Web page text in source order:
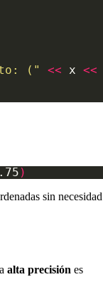
(" << x <<
)
sin necesidad
alta precisión es